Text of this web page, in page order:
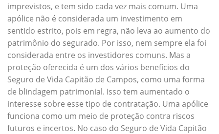
imprevistos, e tem sido cada vez mais comum. Uma
apólice não é considerada um investimento em
sentido estrito, pois em regra, não leva ao aumento do
patrimônio do segurado. Por isso, nem sempre ela foi
considerada entre os investidores comuns. Mas a
proteção oferecida é um dos vários benefícios do
Seguro de Vida Capitão de Campos, como uma forma
de blindagem patrimonial. Isso tem aumentado o
interesse sobre esse tipo de contratação. Uma apólice
funciona como um meio de proteção contra riscos
futuros e incertos. No caso do Seguro de Vida Capitão